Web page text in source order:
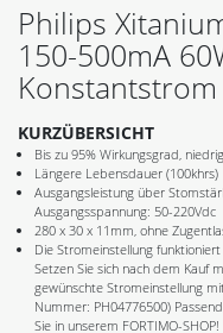
Philips
150-500mA
Konstantstrom
KURZÜBERSICHT
Bis zu 95% Wirkungsgrad,
Längere Lebensdauer (100khrs)
Ausgangsleistung über
Ausgangsspannung: 50-220Vdc
280 x 30 x 11mm, ohne
Die Stromeinstellung
Setzen Sie sich nach dem Kauf
gewünschte Stromeinstellung
Nummer: PH04776500)
Sie in unserem FORTIMO-SHOP!